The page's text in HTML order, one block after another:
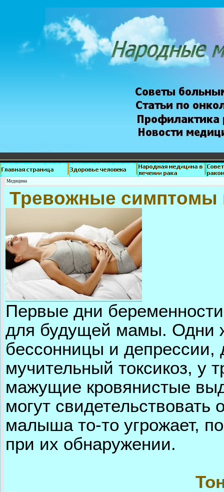
Медицина
Тревожные симптомы
Первые дни
для будущей мамы. Одни
бессонницы и депрессии,
мучительный токсикоз, у
мажущие кровянистые
могут
малыша то-то угрожает,
при их обнаружении.